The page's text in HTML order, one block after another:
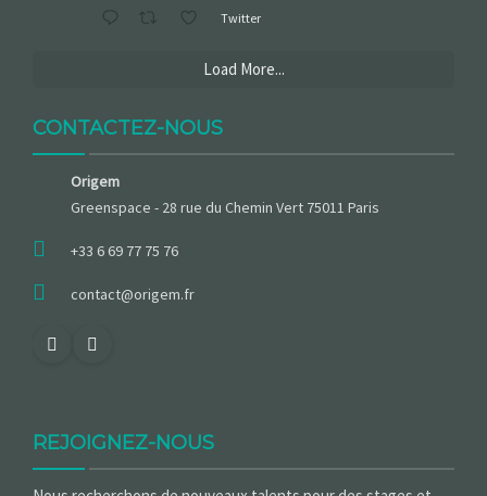
Twitter
Load More...
CONTACTEZ-NOUS
Origem
Greenspace - 28 rue du Chemin Vert 75011 Paris
+33 6 69 77 75 76
contact@origem.fr
REJOIGNEZ-NOUS